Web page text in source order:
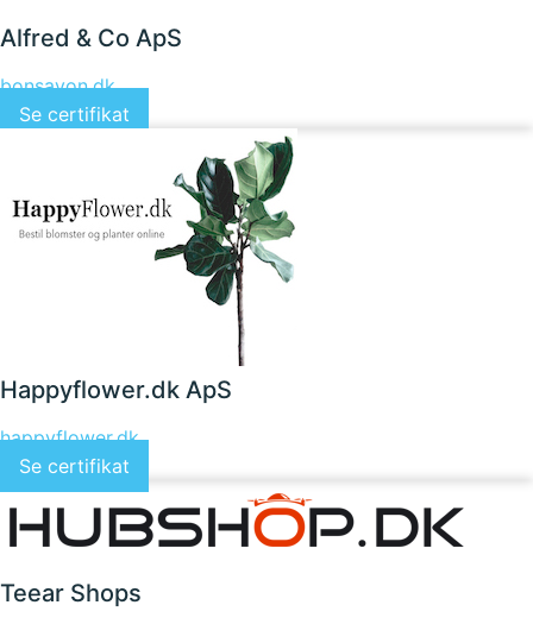
Alfred & Co ApS
bonsavon.dk
Se certifikat
Happyflower.dk ApS
happyflower.dk
Se certifikat
Teear Shops